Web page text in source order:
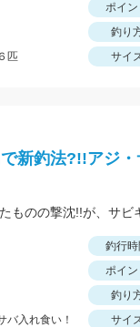
ポイン
釣り
匹 サイ
で新釣法?!!アジ
釣行時
ポイン
釣り
バ入れ食い！ サイ